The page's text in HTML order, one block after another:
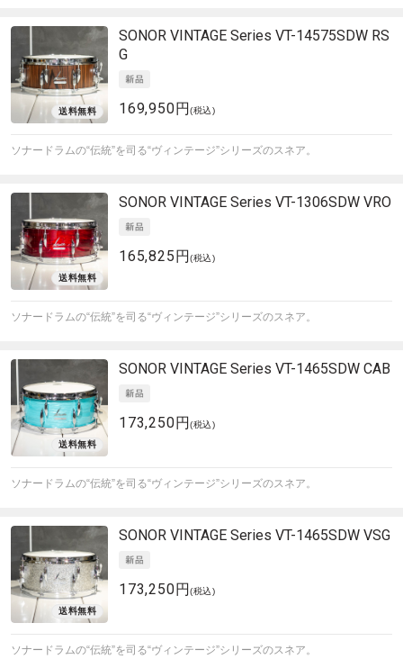
SONOR VINTAGE Series VT-14575SDW RS
G
169,950円(税込)
ソナードラムの“伝統”を司る“ヴィンテージ”シリーズのスネア。
SONOR VINTAGE Series VT-1306SDW VRO
165,825円(税込)
ソナードラムの“伝統”を司る“ヴィンテージ”シリーズのスネア。
SONOR VINTAGE Series VT-1465SDW CAB
173,250円(税込)
ソナードラムの“伝統”を司る“ヴィンテージ”シリーズのスネア。
SONOR VINTAGE Series VT-1465SDW VSG
173,250円(税込)
ソナードラムの“伝統”を司る“ヴィンテージ”シリーズのスネア。